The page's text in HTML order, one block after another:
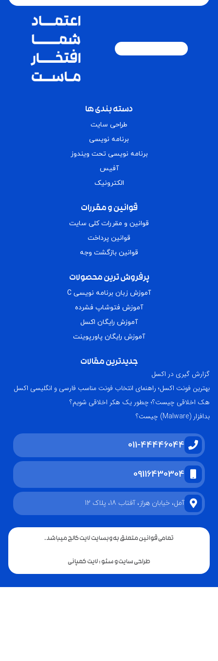
دسته بندی ها
طراحی سایت
برنامه نویسی
برنامه نویسی تحت ویندوز
آفیس
الکترونیک
قوانین و مقررات
قوانین و مقررات کلی سایت
قوانین پرداخت
قوانین بازگشت وجه
پرفروش ترین محصولات
آموزش زبان برنامه نویسی C
آموزش فتوشاپ فشرده
آموزش رایگان اکسل
آموزش رایگان پاورپوینت
جدیدترین مقالات
گزارش گیری در اکسل
بهترین فونت اکسل؛ راهنمای انتخاب فونت مناسب فارسی و انگلیسی اکسل
هک اخلاقی چیست؟؛ چطور یک هکر اخلاقی شویم؟
بدافزار (Malware) چیست؟
011-44446044
09116430304
آمل، خیابان هراز، آفتاب 18، پلاک 12
تمامی قوانین متعلق به وبسایت لایت کالج میباشد.
طراحی سایت و سئو : لایت کمپانی